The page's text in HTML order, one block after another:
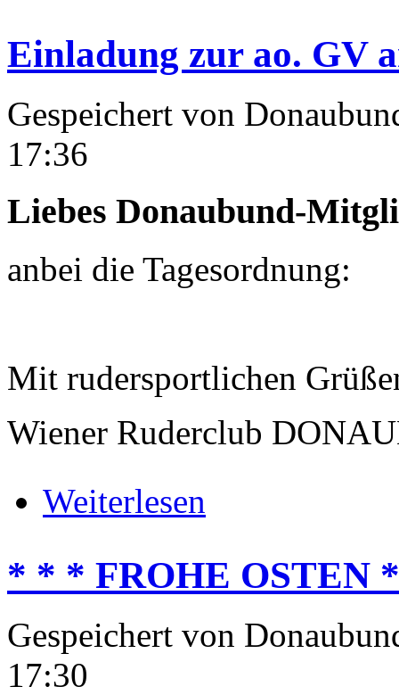
Einladung zur ao. GV
Gespeichert von
17:36
Liebes Donaubund-
anbei die Tagesordnung:
Mit rudersportlichen
Wiener Ruderclub
Weiterlesen
* * * FROHE OSTEN
Gespeichert von
17:30